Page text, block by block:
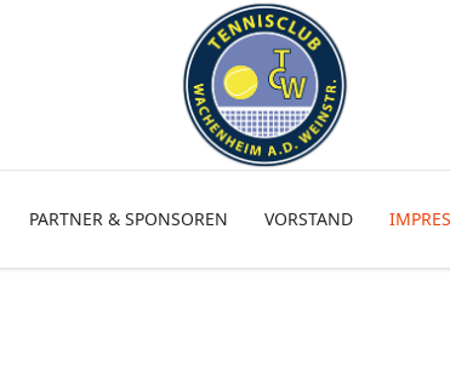
PARTNER & SPONSOREN VORSTAND